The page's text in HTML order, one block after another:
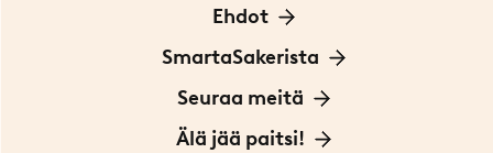
Ota yhteyttä
Ehdot
Tietoa evästeistä
Yksityisyydensuoja
Sopimusehdot
SmartaSakerista
Meistä
Myymälä Tukholmassa
Seuraa meitä
Innovaattoriblogi
Älä jää paitsi!